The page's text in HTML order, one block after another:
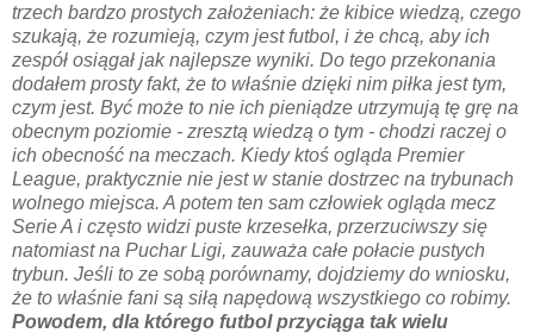
trzech bardzo prostych założeniach: że kibice wiedzą, czego
szukają, że rozumieją, czym jest futbol, i że chcą, aby ich
zespół osiągał jak najlepsze wyniki. Do tego przekonania
dodałem prosty fakt, że to właśnie dzięki nim piłka jest tym,
czym jest. Być może to nie ich pieniądze utrzymują tę grę na
obecnym poziomie - zresztą wiedzą o tym - chodzi raczej o
ich obecność na meczach. Kiedy ktoś ogląda Premier
League, praktycznie nie jest w stanie dostrzec na trybunach
wolnego miejsca. A potem ten sam człowiek ogląda mecz
Serie A i często widzi puste krzesełka, przerzuciwszy się
natomiast na Puchar Ligi, zauważa całe połacie pustych
trybun. Jeśli to ze sobą porównamy, dojdziemy do wniosku,
że to właśnie fani są siłą napędową wszystkiego co robimy.
Powodem, dla którego futbol przyciąga tak wielu